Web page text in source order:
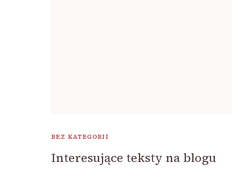
BEZ KATEGORII
Interesujące teksty na blogu